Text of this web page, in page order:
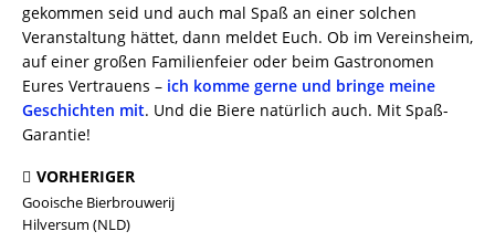
gekommen seid und auch mal Spaß an einer solchen
Veranstaltung hättet, dann meldet Euch. Ob im Vereinsheim,
auf einer großen Familienfeier oder beim Gastronomen
Eures Vertrauens – ich komme gerne und bringe meine
Geschichten mit. Und die Biere natürlich auch. Mit Spaß-
Garantie!
VORHERIGER
Gooische Bierbrouwerij
Hilversum (NLD)